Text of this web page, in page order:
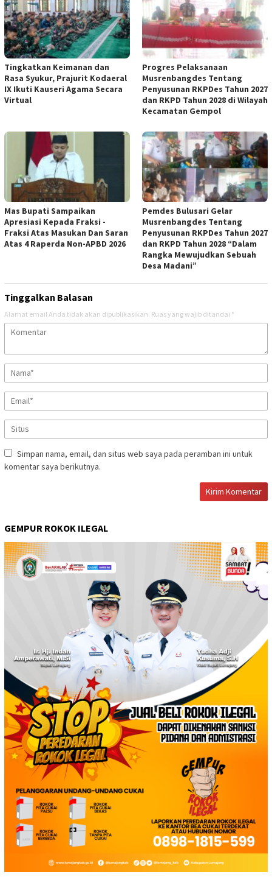
Tingkatkan Keimanan dan
Rasa Syukur, Prajurit Kodaeral
IX Ikuti Kauseri Agama Secara
Virtual
Progres Pelaksanaan
Musrenbangdes Tentang
Penyusunan RKPDes Tahun 2027
dan RKPD Tahun 2028 di Wilayah
Kecamatan Gempol
Mas Bupati Sampaikan
Apresiasi Kepada Fraksi -
Fraksi Atas Masukan Dan Saran
Atas 4 Raperda Non-APBD 2026
Pemdes Bulusari Gelar
Musrenbangdes Tentang
Penyusunan RKPDes Tahun 2027
dan RKPD Tahun 2028 “Dalam
Rangka Mewujudkan Sebuah
Desa Madani”
Tinggalkan Balasan
Alamat email Anda tidak akan dipublikasikan. Ruas yang wajib ditandai *
Simpan nama, email, dan situs web saya pada peramban ini untuk
komentar saya berikutnya.
GEMPUR ROKOK ILEGAL